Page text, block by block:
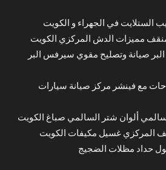
الستلايت في الجهراء و الكويت
مميزات الدش المركزي الكويت
صيانة وتصليح مقوي سيرفس البر
مع فينشر مركز صيانة سيارات
ألوان شتر السالمي صباغ الكويت
المركزي غسيل مكيفات الكويت
حداد مظلات الضجيج